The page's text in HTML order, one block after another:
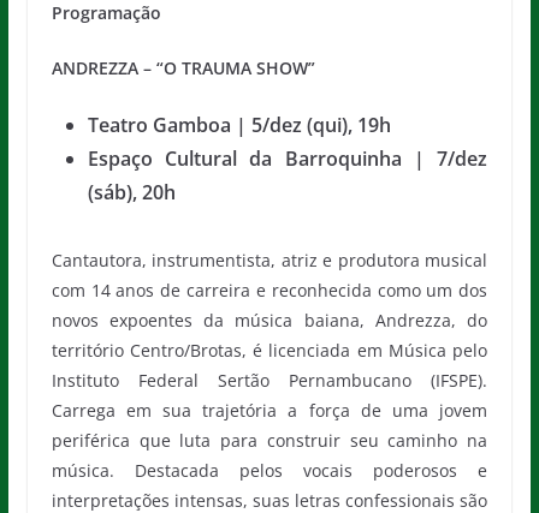
Programação
ANDREZZA – “O TRAUMA SHOW”
Teatro Gamboa | 5/dez (qui), 19h
Espaço Cultural da Barroquinha | 7/dez
(sáb), 20h
Cantautora, instrumentista, atriz e produtora musical
com 14 anos de carreira e reconhecida como um dos
novos expoentes da música baiana, Andrezza, do
território Centro/Brotas, é licenciada em Música pelo
Instituto Federal Sertão Pernambucano (IFSPE).
Carrega em sua trajetória a força de uma jovem
periférica que luta para construir seu caminho na
música. Destacada pelos vocais poderosos e
interpretações intensas, suas letras confessionais são